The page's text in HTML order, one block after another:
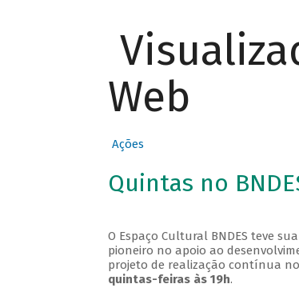
Web
Ações
Quintas no
O Espaço Cultural BNDES teve
pioneiro no apoio ao
projeto de realização contínua
quintas-feiras às 19h.